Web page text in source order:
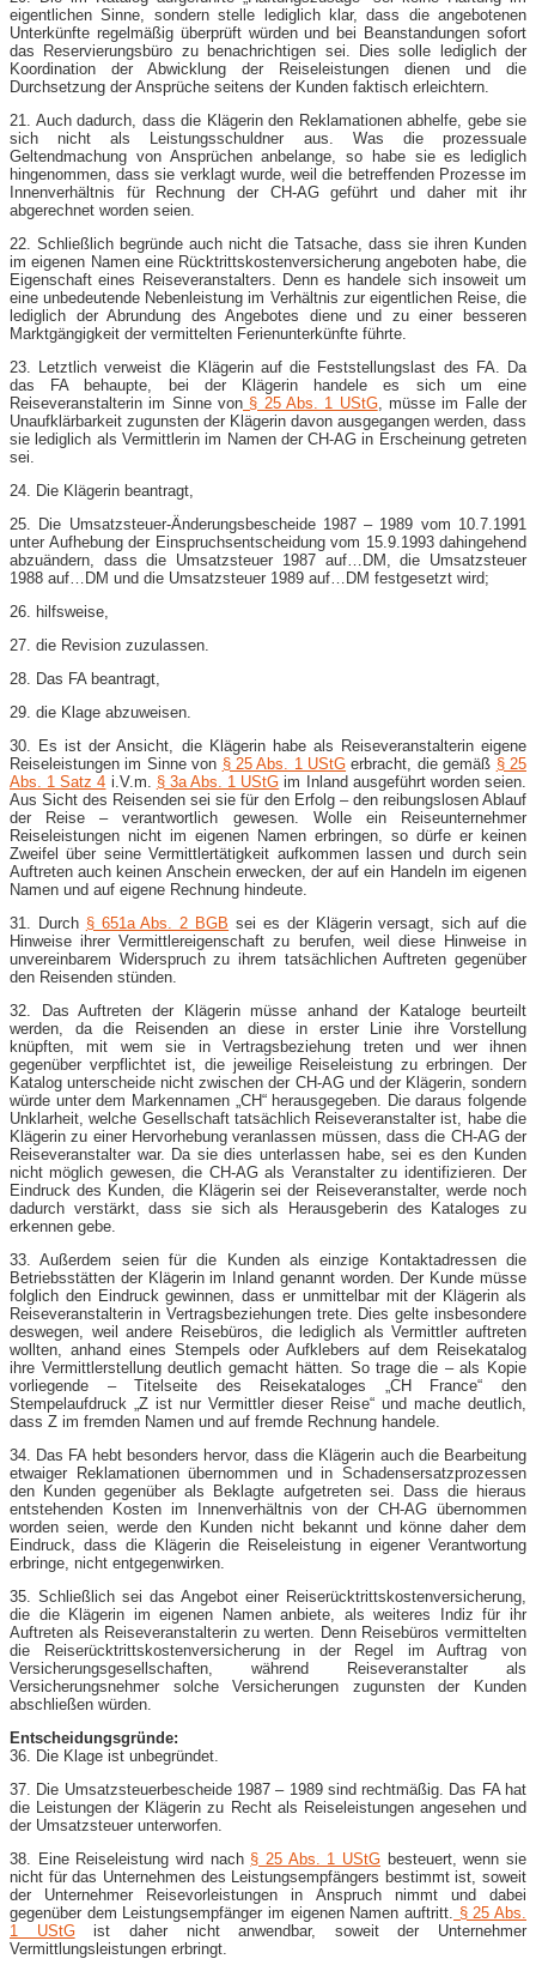
eigentlichen Sinne, sondern stelle lediglich klar, dass die angebotenen
Unterkünfte regelmäßig überprüft würden und bei Beanstandungen sofort
das Reservierungsbüro zu benachrichtigen sei. Dies solle lediglich der
Koordination der Abwicklung der Reiseleistungen dienen und die
Durchsetzung der Ansprüche seitens der Kunden faktisch erleichtern.
21. Auch dadurch, dass die Klägerin den Reklamationen abhelfe, gebe sie
sich nicht als Leistungsschuldner aus. Was die prozessuale
Geltendmachung von Ansprüchen anbelange, so habe sie es lediglich
hingenommen, dass sie verklagt wurde, weil die betreffenden Prozesse im
Innenverhältnis für Rechnung der CH-AG geführt und daher mit ihr
abgerechnet worden seien.
22. Schließlich begründe auch nicht die Tatsache, dass sie ihren Kunden
im eigenen Namen eine Rücktrittskostenversicherung angeboten habe, die
Eigenschaft eines Reiseveranstalters. Denn es handele sich insoweit um
eine unbedeutende Nebenleistung im Verhältnis zur eigentlichen Reise, die
lediglich der Abrundung des Angebotes diene und zu einer besseren
Marktgängigkeit der vermittelten Ferienunterkünfte führte.
23. Letztlich verweist die Klägerin auf die Feststellungslast des FA. Da
das FA behaupte, bei der Klägerin handele es sich um eine
Reiseveranstalterin im Sinne von § 25 Abs. 1 UStG, müsse im Falle der
Unaufklärbarkeit zugunsten der Klägerin davon ausgegangen werden, dass
sie lediglich als Vermittlerin im Namen der CH-AG in Erscheinung getreten
sei.
24. Die Klägerin beantragt,
25. Die Umsatzsteuer-Änderungsbescheide 1987 – 1989 vom 10.7.1991
unter Aufhebung der Einspruchsentscheidung vom 15.9.1993 dahingehend
abzuändern, dass die Umsatzsteuer 1987 auf…DM, die Umsatzsteuer
1988 auf…DM und die Umsatzsteuer 1989 auf…DM festgesetzt wird;
26. hilfsweise,
27. die Revision zuzulassen.
28. Das FA beantragt,
29. die Klage abzuweisen.
30. Es ist der Ansicht, die Klägerin habe als Reiseveranstalterin eigene
Reiseleistungen im Sinne von § 25 Abs. 1 UStG erbracht, die gemäß § 25
Abs. 1 Satz 4 i.V.m. § 3a Abs. 1 UStG im Inland ausgeführt worden seien.
Aus Sicht des Reisenden sei sie für den Erfolg – den reibungslosen Ablauf
der Reise – verantwortlich gewesen. Wolle ein Reiseunternehmer
Reiseleistungen nicht im eigenen Namen erbringen, so dürfe er keinen
Zweifel über seine Vermittlertätigkeit aufkommen lassen und durch sein
Auftreten auch keinen Anschein erwecken, der auf ein Handeln im eigenen
Namen und auf eigene Rechnung hindeute.
31. Durch § 651a Abs. 2 BGB sei es der Klägerin versagt, sich auf die
Hinweise ihrer Vermittlereigenschaft zu berufen, weil diese Hinweise in
unvereinbarem Widerspruch zu ihrem tatsächlichen Auftreten gegenüber
den Reisenden stünden.
32. Das Auftreten der Klägerin müsse anhand der Kataloge beurteilt
werden, da die Reisenden an diese in erster Linie ihre Vorstellung
knüpften, mit wem sie in Vertragsbeziehung treten und wer ihnen
gegenüber verpflichtet ist, die jeweilige Reiseleistung zu erbringen. Der
Katalog unterscheide nicht zwischen der CH-AG und der Klägerin, sondern
würde unter dem Markennamen „CH“ herausgegeben. Die daraus folgende
Unklarheit, welche Gesellschaft tatsächlich Reiseveranstalter ist, habe die
Klägerin zu einer Hervorhebung veranlassen müssen, dass die CH-AG der
Reiseveranstalter war. Da sie dies unterlassen habe, sei es den Kunden
nicht möglich gewesen, die CH-AG als Veranstalter zu identifizieren. Der
Eindruck des Kunden, die Klägerin sei der Reiseveranstalter, werde noch
dadurch verstärkt, dass sie sich als Herausgeberin des Kataloges zu
erkennen gebe.
33. Außerdem seien für die Kunden als einzige Kontaktadressen die
Betriebsstätten der Klägerin im Inland genannt worden. Der Kunde müsse
folglich den Eindruck gewinnen, dass er unmittelbar mit der Klägerin als
Reiseveranstalterin in Vertragsbeziehungen trete. Dies gelte insbesondere
deswegen, weil andere Reisebüros, die lediglich als Vermittler auftreten
wollten, anhand eines Stempels oder Aufklebers auf dem Reisekatalog
ihre Vermittlerstellung deutlich gemacht hätten. So trage die – als Kopie
vorliegende – Titelseite des Reisekataloges „CH France“ den
Stempelaufdruck „Z ist nur Vermittler dieser Reise“ und mache deutlich,
dass Z im fremden Namen und auf fremde Rechnung handele.
34. Das FA hebt besonders hervor, dass die Klägerin auch die Bearbeitung
etwaiger Reklamationen übernommen und in Schadensersatzprozessen
den Kunden gegenüber als Beklagte aufgetreten sei. Dass die hieraus
entstehenden Kosten im Innenverhältnis von der CH-AG übernommen
worden seien, werde den Kunden nicht bekannt und könne daher dem
Eindruck, dass die Klägerin die Reiseleistung in eigener Verantwortung
erbringe, nicht entgegenwirken.
35. Schließlich sei das Angebot einer Reiserücktrittskostenversicherung,
die die Klägerin im eigenen Namen anbiete, als weiteres Indiz für ihr
Auftreten als Reiseveranstalterin zu werten. Denn Reisebüros vermittelten
die Reiserücktrittskostenversicherung in der Regel im Auftrag von
Versicherungsgesellschaften, während Reiseveranstalter als
Versicherungsnehmer solche Versicherungen zugunsten der Kunden
abschließen würden.
Entscheidungsgründe:
36. Die Klage ist unbegründet.
37. Die Umsatzsteuerbescheide 1987 – 1989 sind rechtmäßig. Das FA hat
die Leistungen der Klägerin zu Recht als Reiseleistungen angesehen und
der Umsatzsteuer unterworfen.
38. Eine Reiseleistung wird nach § 25 Abs. 1 UStG besteuert, wenn sie
nicht für das Unternehmen des Leistungsempfängers bestimmt ist, soweit
der Unternehmer Reisevorleistungen in Anspruch nimmt und dabei
gegenüber dem Leistungsempfänger im eigenen Namen auftritt.
§ 25 Abs.
1 UStGist daher nicht anwendbar, soweit der Unternehmer
Vermittlungsleistungen erbringt.